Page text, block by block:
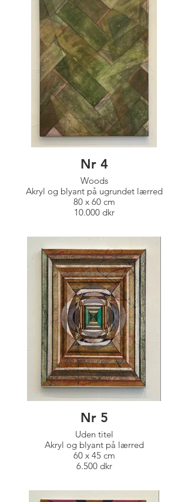
Nr 4
Woods
Akryl og blyant på ugrundet lærred
80 x 60 cm
10.000 dkr
Nr 5
Uden titel
Akryl og blyant på lærred
60 x 45 cm
6.500 dkr